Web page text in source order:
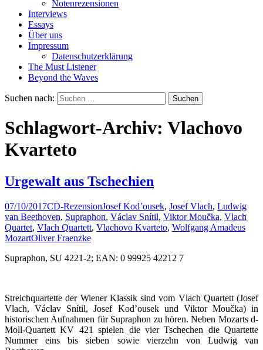
Notenrezensionen
Interviews
Essays
Über uns
Impressum
Datenschutzerklärung
The Must Listener
Beyond the Waves
Suchen nach:
Schlagwort-Archiv: Vlachovo
Kvarteto
Urgewalt aus Tschechien
07/10/2017CD-RezensionJosef Kod’ousek, Josef Vlach, Ludwig
van Beethoven, Supraphon, Václav Snítil, Viktor Moučka, Vlach
Quartet, Vlach Quartett, Vlachovo Kvarteto, Wolfgang Amadeus
MozartOliver Fraenzke
Supraphon, SU 4221-2; EAN: 0 99925 42212 7
Streichquartette der Wiener Klassik sind vom Vlach Quartett (Josef
Vlach, Václav Snítil, Josef Kod’ousek und Viktor Moučka) in
historischen Aufnahmen für Supraphon zu hören. Neben Mozarts d-
Moll-Quartett KV 421 spielen die vier Tschechen die Quartette
Nummer eins bis sieben sowie vierzehn von Ludwig van